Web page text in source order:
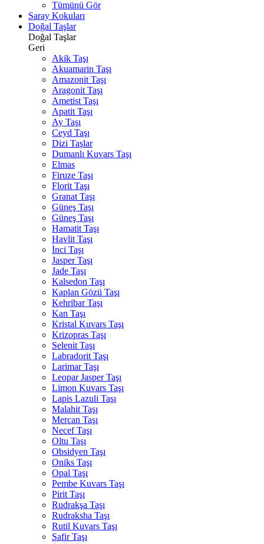
Tümünü Gör
Saray Kokuları
Doğal Taşlar
Doğal Taşlar
Geri
Akik Taşı
Akuamarin Taşı
Amazonit Taşı
Aragonit Taşı
Ametist Taşı
Apatit Taşı
Ay Taşı
Ceyd Taşı
Dizi Taşlar
Dumanlı Kuvars Taşı
Elmas
Firuze Taşı
Florit Taşı
Granat Taşı
Güneş Taşı
Güneş Taşı
Hamatit Taşı
Havlit Taşı
İnci Taşı
Jasper Taşı
Jade Taşı
Kalsedon Taşı
Kaplan Gözü Taşı
Kehribar Taşı
Kan Taşı
Kristal Kuvars Taşı
Krizopras Taşı
Selenit Taşı
Labradorit Taşı
Larimar Taşı
Leopar Jasper Taşı
Limon Kuvars Taşı
Lapis Lazuli Taşı
Malahit Taşı
Mercan Taşı
Necef Taşı
Oltu Taşı
Obsidyen Taşı
Oniks Taşı
Opal Taşı
Pembe Kuvars Taşı
Pirit Taşı
Rudrakşa Taşı
Rudraksha Taşı
Rutil Kuvars Taşı
Safir Taşı